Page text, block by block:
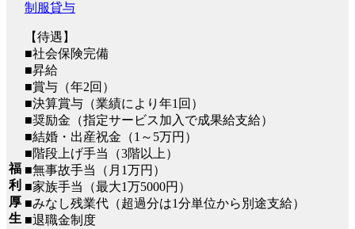
福
利
厚
生
制服貸与
【待遇】
■社会保険完備
■昇給
■賞与（年2回）
■決算賞与（業績により年1回）
■奨励金（指定サービス加入で成果給支給）
■結婚・出産祝金（1～5万円）
■階段上げ手当（3階以上）
■無事故手当（月1万円）
■家族手当（最大1万5000円）
■みなし残業代（超過分は1分単位から別途支給）
■退職金制度